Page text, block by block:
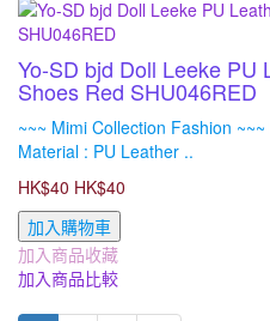
Yo-SD bjd Doll Leeke PU
Shoes Red SHU046RED
~~~ Mimi Collection Fashion
Material : PU Leather ..
HK$40 HK$40
加入購物車
加入商品收藏
加入商品比較